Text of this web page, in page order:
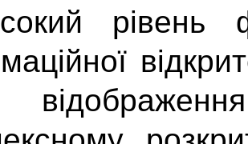
рівень